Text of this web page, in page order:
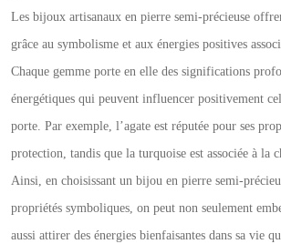
Les bijoux artisanaux en pierre semi-précieuse
grâce au symbolisme et aux énergies positives
Chaque gemme porte en elle des significations
énergétiques qui peuvent influencer positivement
porte. Par exemple, l’agate est réputée pour ses
protection, tandis que la turquoise est associée à la
Ainsi, en choisissant un bijou en pierre semi-
propriétés symboliques, on peut non seulement
aussi attirer des énergies bienfaisantes dans sa vie